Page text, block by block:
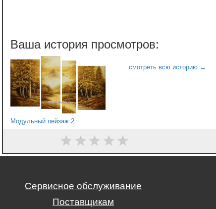
Модульный пейзаж 2
Сервисное обслуживание
Поставщикам